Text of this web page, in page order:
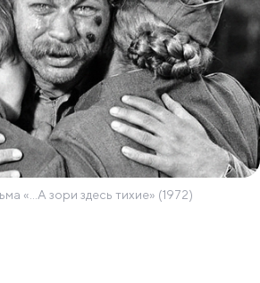
«...А зори здесь тихие» (1972)